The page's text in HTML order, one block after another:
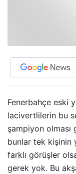
Fenerbahçe eski
lacivertlilerin bu
şampiyon olması
bunlar tek kişinin
farklı görüşler
gerek yok. Bu